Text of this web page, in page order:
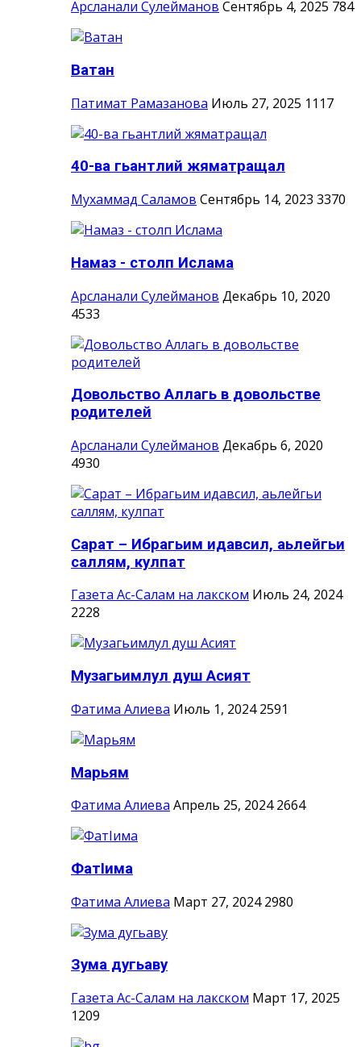
Арсланали Сулейманов Сентябрь 4, 2025 784
Ватан
Патимат Рамазанова Июль 27, 2025 1117
40-ва гьантлий жяматращал
Мухаммад Саламов Сентябрь 14, 2023 3370
Намаз - столп Ислама
Арсланали Сулейманов Декабрь 10, 2020
4533
Довольство Аллагь в довольстве
родителей
Арсланали Сулейманов Декабрь 6, 2020
4930
Сарат – Ибрагьим идавсил, аьлейгьи
саллям, кулпат
Газета Ас-Салам на лакском Июль 24, 2024
2228
Музагьимлул душ Асият
Фатима Алиева Июль 1, 2024 2591
Марьям
Фатима Алиева Апрель 25, 2024 2664
ФатIима
Фатима Алиева Март 27, 2024 2980
Зума дугьаву
Газета Ас-Салам на лакском Март 17, 2025
1209